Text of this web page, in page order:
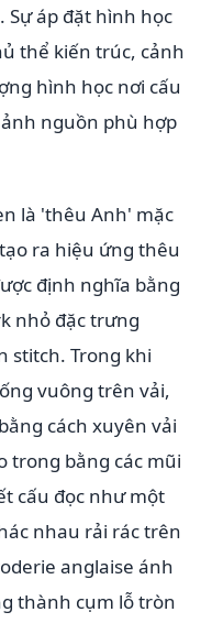
áp đặt hình học
thể kiến trúc, cảnh
hình học nơi cấu
nguồn phù hợp
là 'thêu Anh' mặc
ra hiệu ứng thêu
định nghĩa bằng
nhỏ đặc trưng
stitch. Trong khi
vuông trên vải,
cách xuyên vải
trong bằng các mũi
cấu đọc như một
nhau rải rác trên
anglaise ánh
thành cụm lỗ tròn